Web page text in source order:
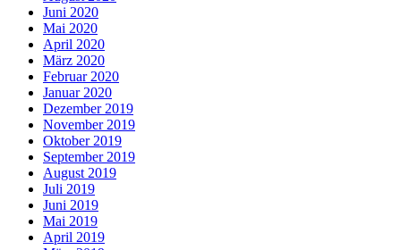
Juni 2020
Mai 2020
April 2020
März 2020
Februar 2020
Januar 2020
Dezember 2019
November 2019
Oktober 2019
September 2019
August 2019
Juli 2019
Juni 2019
Mai 2019
April 2019